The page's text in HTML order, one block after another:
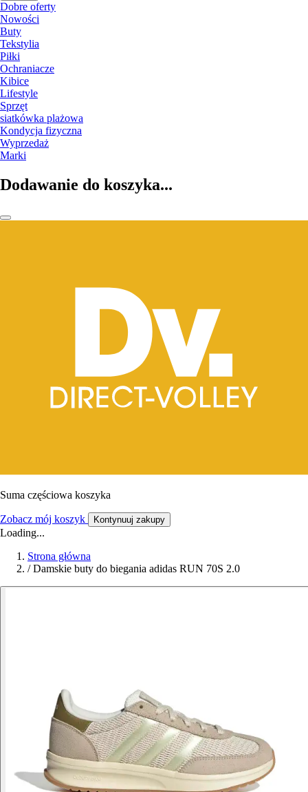
Dobre oferty
Nowości
Buty
Tekstylia
Piłki
Ochraniacze
Kibice
Lifestyle
Sprzęt
siatkówka plażowa
Kondycja fizyczna
Wyprzedaż
Marki
Dodawanie do koszyka...
Suma częściowa koszyka
Zobacz mój koszyk Kontynuuj zakupy
Loading...
Strona główna
/ Damskie buty do biegania adidas RUN 70S 2.0